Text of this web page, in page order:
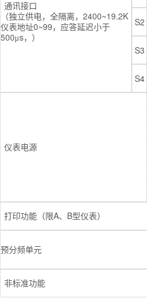
通讯接口
（独立供电，全隔离， 2400~19.2K
仪表地址0~99 ，应答延迟小于
500μs，）
S2
S3
S4
仪表电源
打印功能（限A、 B型仪表）
预分频单元
非标准功能